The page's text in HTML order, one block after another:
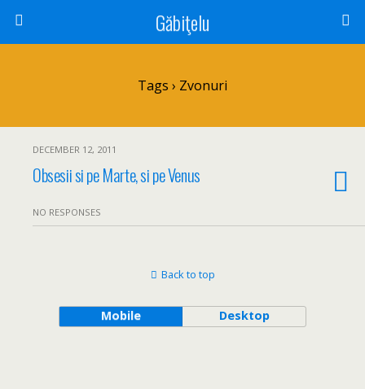
Găbiţelu
Tags › Zvonuri
DECEMBER 12, 2011
Obsesii si pe Marte, si pe Venus
NO RESPONSES
Back to top
Mobile Desktop